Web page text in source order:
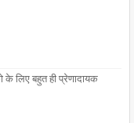
लिए बहुत ही प्रेणादायक